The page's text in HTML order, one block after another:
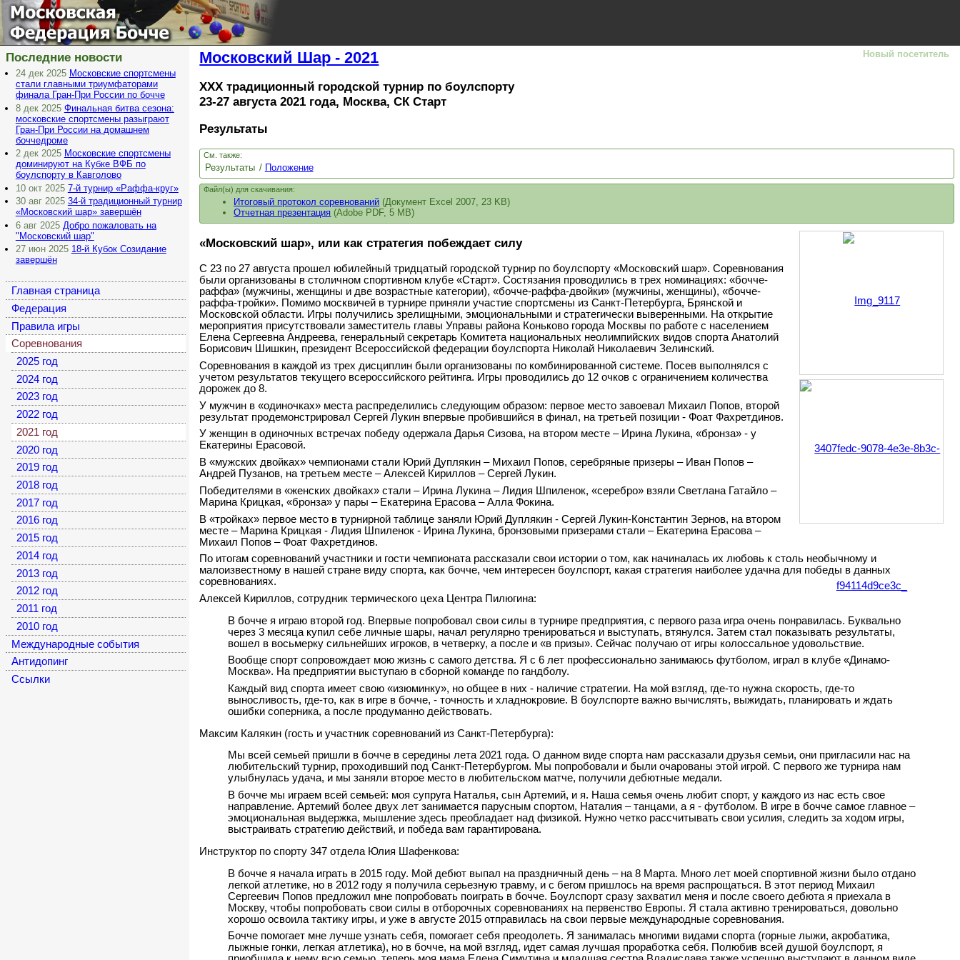
Московская
Федерация Бочче
Новый посетитель
Московский Шар - 2021
XXX традиционный городской турнир по боулспорту
23-27 августа 2021 года, Москва, СК Старт
Результаты
См. также:
Результаты Положение
Файл(ы) для скачивания:
Итоговый протокол соревнований (Документ Excel 2007, 23 KB)
Отчетная презентация (Adobe PDF, 5 MB)
«Московский шар», или как стратегия побеждает силу
С 23 по 27 августа прошел юбилейный тридцатый городской турнир по боулспорту «Московский шар». Соревнования
были организованы в столичном спортивном клубе «Старт». Состязания проводились в трех номинациях: «бочче-
раффа» (мужчины, женщины и две возрастные категории), «бочче-раффа-двойки» (мужчины, женщины), «бочче-
раффа-тройки». Помимо москвичей в турнире приняли участие спортсмены из Санкт-Петербурга, Брянской и
Московской области. Игры получились зрелищными, эмоциональными и стратегически выверенными. На открытие
мероприятия присутствовали заместитель главы Управы района Коньково города Москвы по работе с населением
Елена Сергеевна Андреева, генеральный секретарь Комитета национальных неолимпийских видов спорта Анатолий
Борисович Шишкин, президент Всероссийской федерации боулспорта Николай Николаевич Зелинский.
Соревнования в каждой из трех дисциплин были организованы по комбинированной системе. Посев выполнялся с
учетом результатов текущего всероссийского рейтинга. Игры проводились до 12 очков с ограничением количества
дорожек до 8.
У мужчин в «одиночках» места распределились следующим образом: первое место завоевал Михаил Попов, второй
результат продемонстрировал Сергей Лукин впервые пробившийся в финал, на третьей позиции - Фоат Фахретдинов.
У женщин в одиночных встречах победу одержала Дарья Сизова, на втором месте – Ирина Лукина, «бронза» - у
Екатерины Ерасовой.
В «мужских двойках» чемпионами стали Юрий Дуплякин – Михаил Попов, серебряные призеры – Иван Попов –
Андрей Пузанов, на третьем месте – Алексей Кириллов – Сергей Лукин.
Победителями в «женских двойках» стали – Ирина Лукина – Лидия Шпиленок, «серебро» взяли Светлана Гатайло –
Марина Крицкая, «бронза» у пары – Екатерина Ерасова – Алла Фокина.
В «тройках» первое место в турнирной таблице заняли Юрий Дуплякин - Сергей Лукин-Константин Зернов, на втором
месте – Марина Крицкая - Лидия Шпиленок - Ирина Лукина, бронзовыми призерами стали – Екатерина Ерасова –
Михаил Попов – Фоат Фахретдинов.
По итогам соревнований участники и гости чемпионата рассказали свои истории о том, как начиналась их любовь к столь необычному и
малоизвестному в нашей стране виду спорта, как бочче, чем интересен боулспорт, какая стратегия наиболее удачна для победы в данных
соревнованиях.
Алексей Кириллов, сотрудник термического цеха Центра Пилюгина:
В бочче я играю второй год. Впервые попробовал свои силы в турнире предприятия, с первого раза игра очень понравилась. Буквально
через 3 месяца купил себе личные шары, начал регулярно тренироваться и выступать, втянулся. Затем стал показывать результаты,
вошел в восьмерку сильнейших игроков, в четверку, а после и «в призы». Сейчас получаю от игры колоссальное удовольствие.
Вообще спорт сопровождает мою жизнь с самого детства. Я с 6 лет профессионально занимаюсь футболом, играл в клубе «Динамо-
Москва». На предприятии выступаю в сборной команде по гандболу.
Каждый вид спорта имеет свою «изюминку», но общее в них - наличие стратегии. На мой взгляд, где-то нужна скорость, где-то
выносливость, где-то, как в игре в бочче, - точность и хладнокровие. В боулспорте важно вычислять, выжидать, планировать и ждать
ошибки соперника, а после продуманно действовать.
Максим Калякин (гость и участник соревнований из Санкт-Петербурга):
Мы всей семьей пришли в бочче в середины лета 2021 года. О данном виде спорта нам рассказали друзья семьи, они пригласили нас на
любительский турнир, проходивший под Санкт-Петербургом. Мы попробовали и были очарованы этой игрой. С первого же турнира нам
улыбнулась удача, и мы заняли второе место в любительском матче, получили дебютные медали.
В бочче мы играем всей семьей: моя супруга Наталья, сын Артемий, и я. Наша семья очень любит спорт, у каждого из нас есть свое
направление. Артемий более двух лет занимается парусным спортом, Наталия – танцами, а я - футболом. В игре в бочче самое главное –
эмоциональная выдержка, мышление здесь преобладает над физикой. Нужно четко рассчитывать свои усилия, следить за ходом игры,
выстраивать стратегию действий, и победа вам гарантирована.
Инструктор по спорту 347 отдела Юлия Шафенкова:
В бочче я начала играть в 2015 году. Мой дебют выпал на праздничный день – на 8 Марта. Много лет моей спортивной жизни было отдано
легкой атлетике, но в 2012 году я получила серьезную травму, и с бегом пришлось на время распрощаться. В этот период Михаил
Сергеевич Попов предложил мне попробовать поиграть в бочче. Боулспорт сразу захватил меня и после своего дебюта я приехала в
Москву, чтобы попробовать свои силы в отборочных соревнованиях на первенство Европы. Я стала активно тренироваться, довольно
хорошо освоила тактику игры, и уже в августе 2015 отправилась на свои первые международные соревнования.
Бочче помогает мне лучше узнать себя, помогает себя преодолеть. Я занималась многими видами спорта (горные лыжи, акробатика,
лыжные гонки, легкая атлетика), но в бочче, на мой взгляд, идет самая лучшая проработка себя. Полюбив всей душой боулспорт, я
Последние новости
24 дек 2025 Московские спортсмены
стали главными триумфаторами
финала Гран-При России по бочче
8 дек 2025 Финальная битва сезона:
московские спортсмены разыграют
Гран-При России на домашнем
боччедроме
2 дек 2025 Московские спортсмены
доминируют на Кубке ВФБ по
боулспорту в Кавголово
10 окт 2025 7-й турнир «Раффа-круг»
30 авг 2025 34-й традиционный турнир
«Московский шар» завершён
6 авг 2025 Добро пожаловать на
"Московский шар"
27 июн 2025 18-й Кубок Созидание
завершён
Главная страница
Федерация
Правила игры
Соревнования
2025 год
2024 год
2023 год
2022 год
2021 год
2020 год
2019 год
2018 год
2017 год
2016 год
2015 год
2014 год
2013 год
2012 год
2011 год
2010 год
Международные события
Антидопинг
Cсылки